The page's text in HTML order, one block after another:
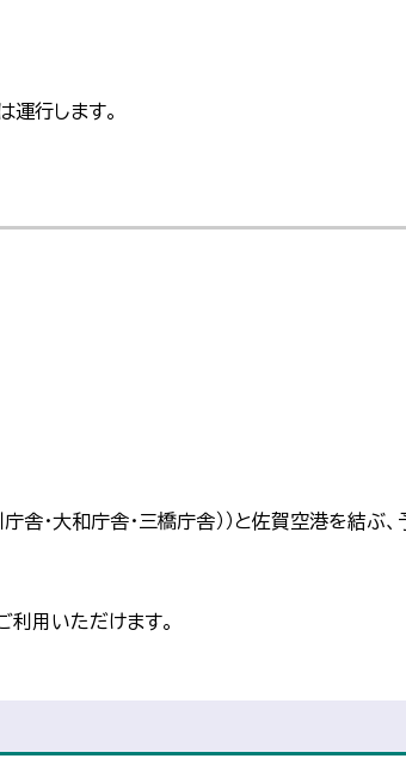
行します。
・大和庁舎・三橋庁舎））と佐賀空港を結ぶ、
利用いただけます。